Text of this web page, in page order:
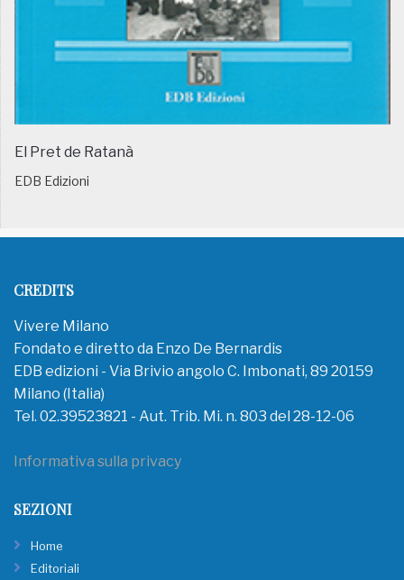
El Pret de Ratanà
EDB Edizioni
CREDITS
Vivere Milano
Fondato e diretto da Enzo De Bernardis
EDB edizioni - Via Brivio angolo C. Imbonati, 89 20159
Milano (Italia)
Tel. 02.39523821 - Aut. Trib. Mi. n. 803 del 28-12-06
Informativa sulla privacy
SEZIONI
Home
Editoriali